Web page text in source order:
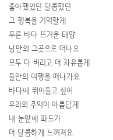
좋아했었던 달콤했던
그 행복을 기억할게
푸른 바다 뜨거운 태양
낭만의 그곳으로 떠나요
모두 다 버리고 더 자유롭게
둘만의 여행을 떠나가요
바다에 뛰어들고 싶어
우리의 추억이 아름답게
내 눈앞에 파도가
더 달콤하게 느껴져요